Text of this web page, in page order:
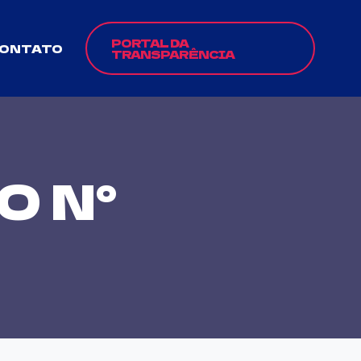
PORTAL DA
TRANSPARÊNCIA
N°